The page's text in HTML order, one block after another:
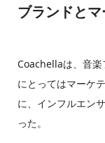
ブランドと
Coachellaは、音楽
にとってはマーケ
に、インフルエン
った。